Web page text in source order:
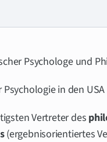
Psychologe und
in den USA
Vertreter des
(ergebnisorientiertes